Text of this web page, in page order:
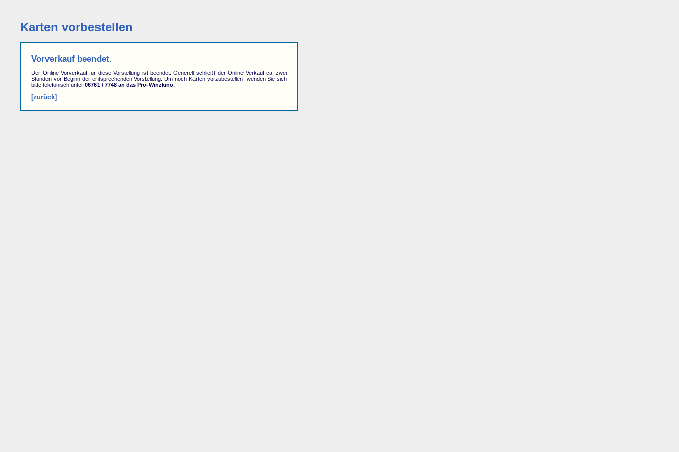
Karten vorbestellen
Vorverkauf beendet.
Der Online-Vorverkauf für diese Vorstellung ist beendet. Generell schließt der Online-Verkauf ca. zwei
Stunden vor Beginn der entsprechenden Vorstellung. Um noch Karten vorzubestellen, wenden Sie sich
bitte telefonisch unter06761 / 7748 an das Pro-Winzkino.
[zurück]